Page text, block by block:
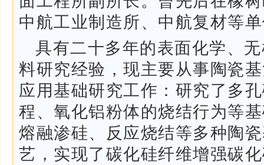
中航工业制造所、中航复材等
具有二十多年的表面化学、
料研究经验，现主要从事陶瓷
应用基础研究工作：研究了多
程、氧化铝粉体的烧结行为等
熔融渗硅、反应烧结等多种陶
艺，实现了碳化硅纤维增强碳